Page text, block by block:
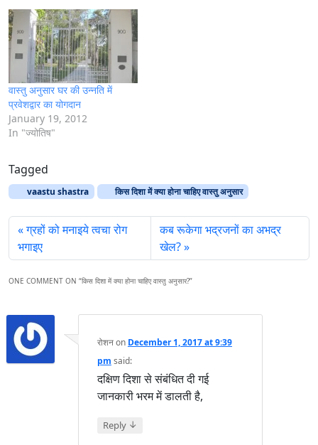
वास्तु अनुसार घर की उन्नति में
प्रवेशद्वार का योगदान
January 19, 2012
In "ज्योतिष"
Tagged
vaastu shastra किस दिशा में क्या होना चाहिए वास्तु अनुसार
ग्रहों को मनाइये त्वचा रोग
भगाइए
कब रूकेगा भद्रजनों का अभद्र
खेल?
ONE COMMENT ON “किस दिशा में क्या होना चाहिए वास्तु अनुसार?”
रोशनon December 1, 2017 at 9:39
pm said:
दक्षिण दिशा से संबंधित दी गई
जानकारी भरम में डालती है,
Reply ↓